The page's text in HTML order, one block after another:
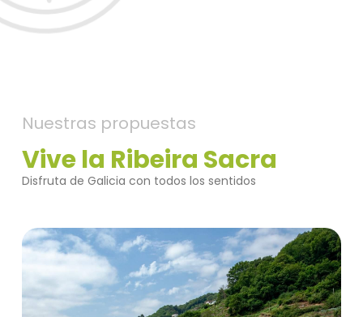
Nuestras propuestas
Vive la Ribeira Sacra
Disfruta de Galicia con todos los sentidos